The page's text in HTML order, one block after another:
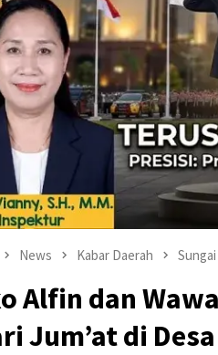
News Kabar Daerah
Alfin dan
Jum’at di